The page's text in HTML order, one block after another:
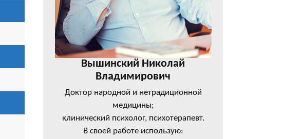
Вышинский Николай
Владимирович
Доктор народной и нетрадиционной
медицины;
клинический психолог, психотерапевт.
В своей работе использую: